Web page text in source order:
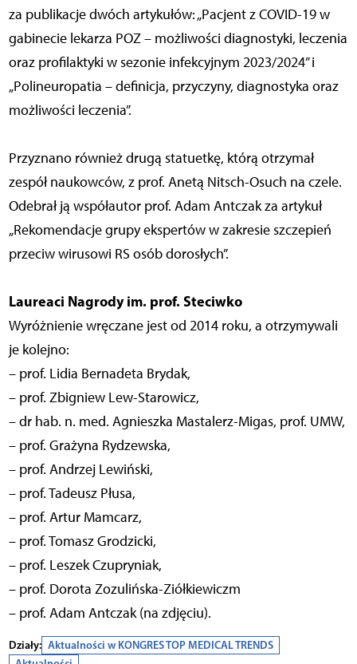
za publikacje dwóch artykułów: „Pacjent z COVID-19 w
gabinecie lekarza POZ – możliwości diagnostyki, leczenia
oraz profilaktyki w sezonie infekcyjnym 2023/2024” i
„Polineuropatia – definicja, przyczyny, diagnostyka oraz
możliwości leczenia”.
Przyznano również drugą statuetkę, którą otrzymał
zespół naukowców, z prof. Anetą Nitsch-Osuch na czele.
Odebrał ją współautor prof. Adam Antczak za artykuł
„Rekomendacje grupy ekspertów w zakresie szczepień
przeciw wirusowi RS osób dorosłych”.
Laureaci Nagrody im. prof. Steciwko
Wyróżnienie wręczane jest od 2014 roku, a otrzymywali
je kolejno:
– prof. Lidia Bernadeta Brydak,
– prof. Zbigniew Lew-Starowicz,
– dr hab. n. med. Agnieszka Mastalerz-Migas, prof. UMW,
– prof. Grażyna Rydzewska,
– prof. Andrzej Lewiński,
– prof. Tadeusz Płusa,
– prof. Artur Mamcarz,
– prof. Tomasz Grodzicki,
– prof. Leszek Czupryniak,
– prof. Dorota Zozulińska-Ziółkiewiczm
– prof. Adam Antczak (na zdjęciu).
Działy: Aktualności w KONGRES TOP MEDICAL TRENDS